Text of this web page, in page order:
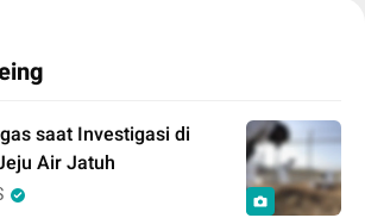
saat Investigasi di
Air Jatuh